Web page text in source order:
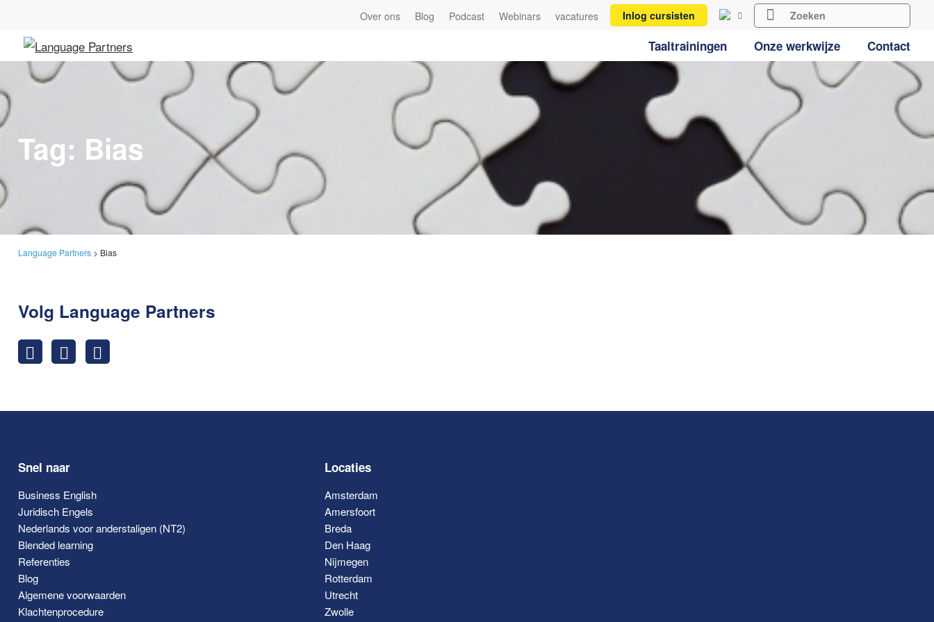
Over ons Blog Podcast Webinars vacatures Inlog cursisten
Taaltrainingen Onze werkwijze Contact
Tag: Bias
Language Partners> Bias
Volg Language Partners
Snel naar
Business English
Juridisch Engels
Nederlands voor anderstaligen (NT2)
Blended learning
Referenties
Blog
Algemene voorwaarden
Klachtenprocedure
Locaties
Amsterdam
Amersfoort
Breda
Den Haag
Nijmegen
Rotterdam
Utrecht
Zwolle